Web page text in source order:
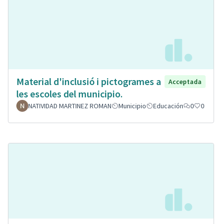
Material d'inclusió i pictogrames a
les escoles del municipio.
Acceptada
NATIVIDAD MARTINEZ ROMAN Municipio Educación 0 0